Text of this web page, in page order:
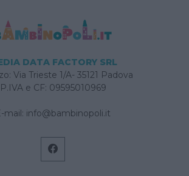
DATA FACTORY SRL
Via Trieste 1/A- 35121 Padova
P.IVA e CF: 09595010969
mail: info@bambinopoli.it